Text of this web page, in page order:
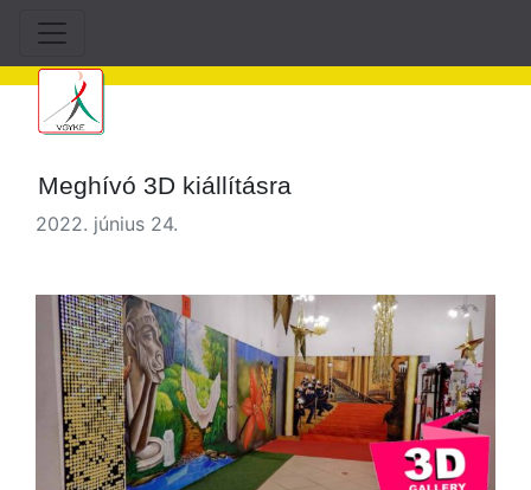
Meghívó 3D kiállításra
2022. június 24.